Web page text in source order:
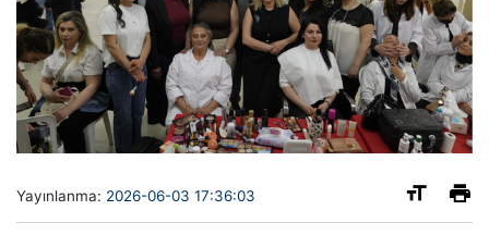
Yayınlanma: 2026-06-03 17:36:03